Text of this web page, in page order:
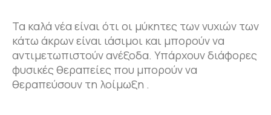
Τα καλά νέα είναι ότι οι μύκητες των νυχιών των
κάτω άκρων είναι ιάσιμοι και μπορούν να
αντιμετωπιστούν ανέξοδα. Υπάρχουν διάφορες
φυσικές θεραπείες που μπορούν να
θεραπεύσουν τη λοίμωξη .